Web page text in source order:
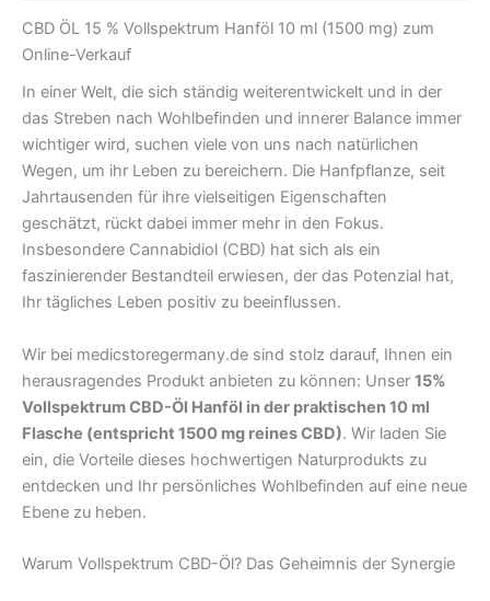
CBD ÖL 15 % Vollspektrum Hanföl 10 ml (1500 mg) zum
Online-Verkauf
In einer Welt, die sich ständig weiterentwickelt und in der
das Streben nach Wohlbefinden und innerer Balance immer
wichtiger wird, suchen viele von uns nach natürlichen
Wegen, um ihr Leben zu bereichern. Die Hanfpflanze, seit
Jahrtausenden für ihre vielseitigen Eigenschaften
geschätzt, rückt dabei immer mehr in den Fokus.
Insbesondere Cannabidiol (CBD) hat sich als ein
faszinierender Bestandteil erwiesen, der das Potenzial hat,
Ihr tägliches Leben positiv zu beeinflussen.
Wir bei medicstoregermany.de sind stolz darauf, Ihnen ein
herausragendes Produkt anbieten zu können: Unser 15%
Vollspektrum CBD-Öl Hanföl in der praktischen 10 ml
Flasche (entspricht 1500 mg reines CBD). Wir laden Sie
ein, die Vorteile dieses hochwertigen Naturprodukts zu
entdecken und Ihr persönliches Wohlbefinden auf eine neue
Ebene zu heben.
Warum Vollspektrum CBD-Öl? Das Geheimnis der Synergie